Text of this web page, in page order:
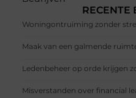
RECENTE
Woningontruiming zonder
Maak van een galmende
Ledenbeheer op orde krijgen
Misverstanden over financial